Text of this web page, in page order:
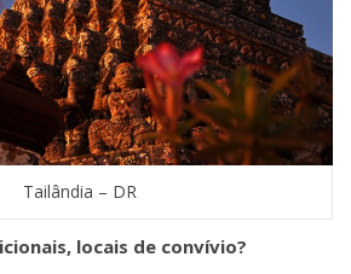
Tailândia – DR
locais de convívio?